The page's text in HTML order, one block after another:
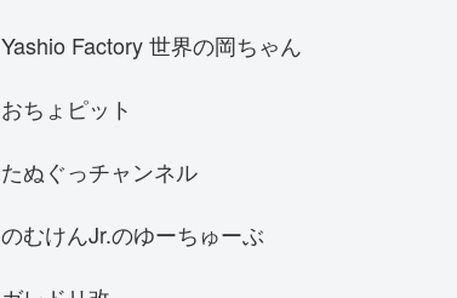
SUBARU BRZ
クラウンアスリートGRS180
スバル GC8インプレッサWRX 22B
シボレー・カマロ
Yashio Factory 世界の岡ちゃん
おちょピット
たぬぐっチャンネル
のむけんJr.のゆーちゅーぶ